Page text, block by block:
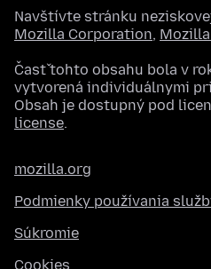
Navštívte stránku
Mozilla Corporation,
Časť tohto obsahu bola v
vytvorená individuálnymi
Obsah je dostupný pod
license.
mozilla.org
Podmienky používania
Súkromie
Cookies